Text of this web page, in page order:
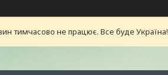
тимчасово не працює. Все буде Україна!